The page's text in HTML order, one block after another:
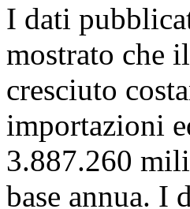
I dati
mostrato che
cresciuto
importazioni
3.887.260
base annua. I